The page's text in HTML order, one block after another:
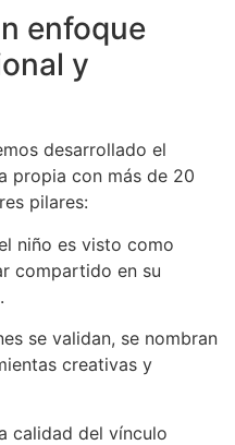
enfoque
y
desarrollado el
propia con más de 20
pilares:
niño es visto como
compartido en su
se validan, se nombran
creativas y
calidad del vínculo